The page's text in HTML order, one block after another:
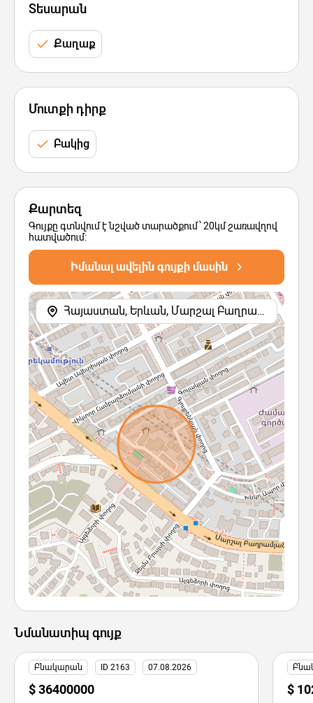
Տեսարան
Քաղաք
Մուտքի դիրք
Բակից
Քարտեզ
Գույքը գտնվում է նշված տարածքում՝ 20կմ շառավղով
հատվածում:
Իմանալ ավելին գույքի մասին
Հայաստան, Երևան, Մարշալ Բաղրամյան պողոտայի 2-րդ նրբանցք
Նմանատիպ գույք
Բնակարան ID 2163 07.08.2026
$ 36400000 $